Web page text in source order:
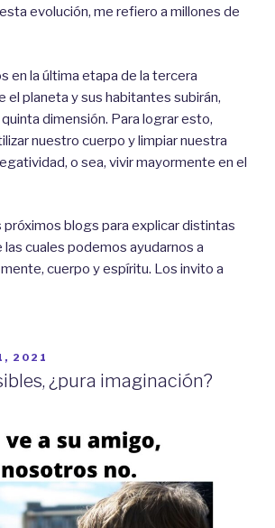
evolución, me refiero a millones de
en la última etapa de la tercera
el planeta y sus habitantes subirán,
dimensión. Para lograr esto,
nuestro cuerpo y limpiar nuestra
o sea, vivir mayormente en el
próximos blogs para explicar distintas
cuales podemos ayudarnos a
cuerpo y espíritu. Los invito a
2021
¿pura imaginación?